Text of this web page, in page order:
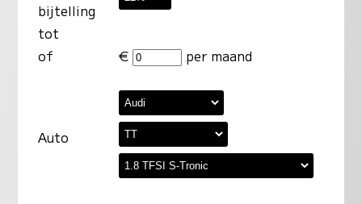
bijtelling
tot
of
€ per maand
Auto